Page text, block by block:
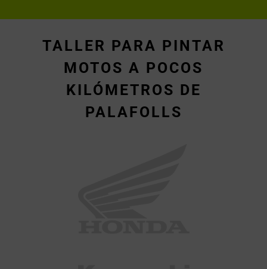
TALLER PARA PINTAR
MOTOS A POCOS
KILÓMETROS DE
PALAFOLLS